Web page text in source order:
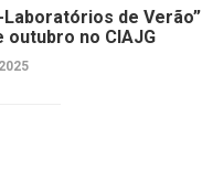
Laboratórios de Verão”
outubro no CIAJG